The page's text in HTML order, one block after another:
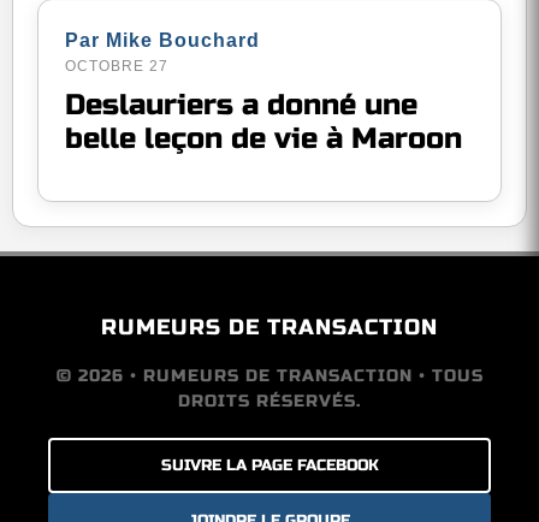
Par Mike Bouchard
OCTOBRE 27
Deslauriers a donné une
belle leçon de vie à Maroon
RUMEURS DE TRANSACTION
© 2026 • RUMEURS DE TRANSACTION • TOUS
DROITS RÉSERVÉS.
SUIVRE LA PAGE FACEBOOK